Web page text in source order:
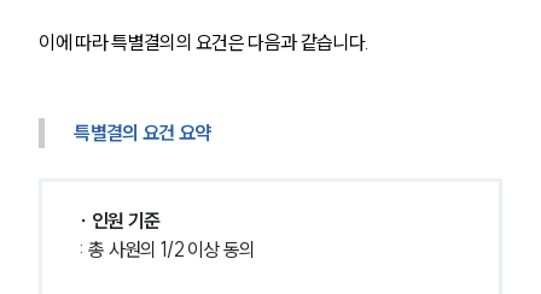
이에 따라 특별결의의 요건은 다음과 같습니다.
특별결의 요건 요약
∙ 인원 기준
: 총 사원의 1/2 이상 동의